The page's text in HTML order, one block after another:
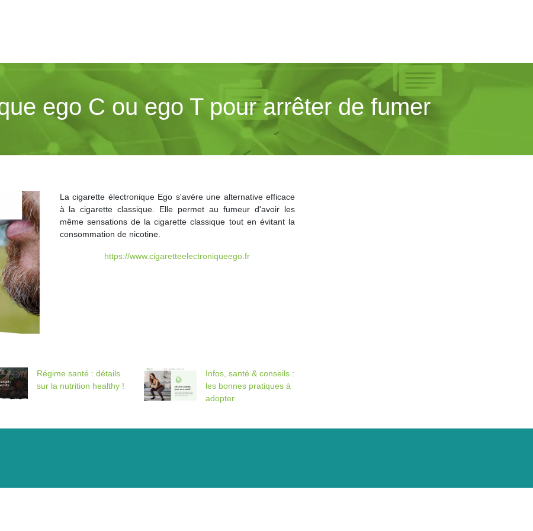
ego C ou ego T pour arrêter de fumer
La cigarette électronique Ego s'avère une alternative efficace
à la cigarette classique. Elle permet au fumeur d'avoir les
même sensations de la cigarette classique tout en évitant la
consommation de nicotine.
https://www.cigaretteelectroniqueego.fr
Régime santé : détails
sur la nutrition healthy !
Infos, santé & conseils :
les bonnes pratiques à
adopter